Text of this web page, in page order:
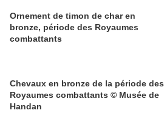
Ornement de timon de char en
bronze, période des Royaumes
combattants
Chevaux en bronze de la période des
Royaumes combattants © Musée de
Handan